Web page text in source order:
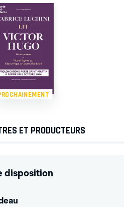
ET PRODUCTEURS
disposition